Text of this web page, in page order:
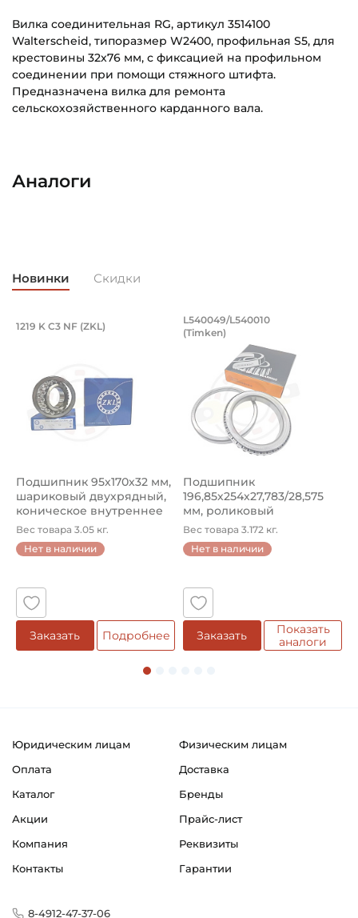
Вилка соединительная RG, артикул 3514100
Walterscheid, типоразмер W2400, профильная S5, для
крестовины 32х76 мм, с фиксацией на профильном
соединении при помощи стяжного штифта.
Предназначена вилка для ремонта
сельскохозяйственного карданного вала.
Тип соединения 1:
Исполнение:
Крестовина расстояние по креплению :
76 мм
Типоразмер:
W2400
Классификация завода - производителя:
Страна происхождения:
Германия
Категория:
Аналоги
Новинки Скидки
Подшипник 95х170х32 мм, шариковый
Подшипник 95х170х32 мм, шариковый двухрядный,
1219 K C3 NF (ZKL)
Подшипник 95х170х32 мм,
шариковый двухрядный,
коническое внутреннее
кол...
Вес товара 3.05 кг.
Нет в наличии
Заказать Подробнее
Подшипник
Подшипник
L540049/L540010
(Timken)
Подшипник
196,85х254х27,783/28,575
мм, роликовый
однорядный конический
...
Вес товара 3.172 кг.
Нет в наличии
Заказать
Показать
аналоги
Юридическим лицам
Физическим лицам
Оплата
Доставка
Каталог
Бренды
Акции
Прайс-лист
Компания
Реквизиты
Контакты
Гарантии
8-4912-47-37-06